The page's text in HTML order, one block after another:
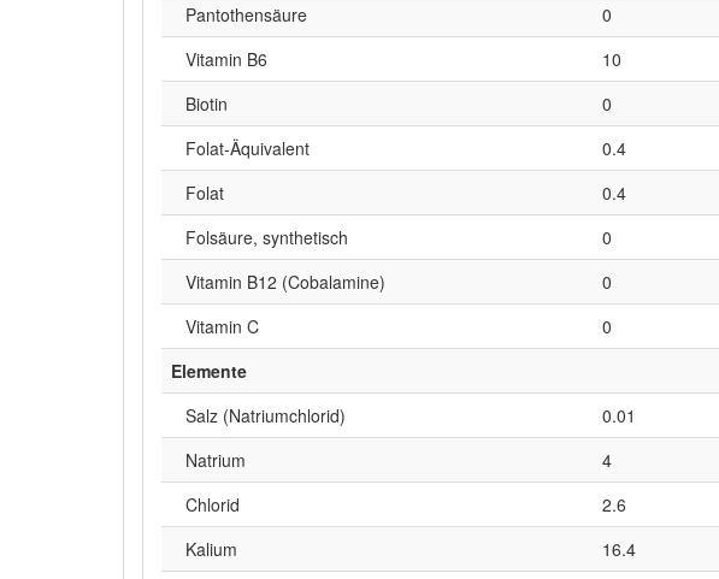
Pantothensäure
0
Vitamin B6
10
Biotin
0
Folat-Äquivalent
0.4
Folat
0.4
Folsäure, synthetisch
0
Vitamin B12 (Cobalamine)
0
Vitamin C
0
Elemente
Salz (Natriumchlorid)
0.01
Natrium
4
Chlorid
2.6
Kalium
16.4